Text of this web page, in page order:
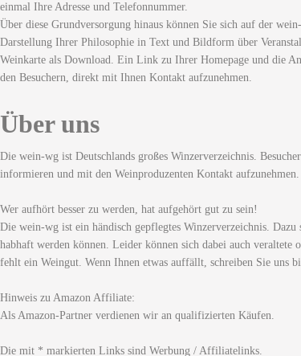
einmal Ihre Adresse und Telefonnummer.
Über diese Grundversorgung hinaus können Sie sich auf der
Darstellung Ihrer Philosophie in Text und Bildform über
Weinkarte als Download. Ein Link zu Ihrer Homepage und die
den Besuchern, direkt mit Ihnen Kontakt aufzunehmen.
Über uns
Die wein-wg ist Deutschlands großes Winzerverzeichnis.
informieren und mit den Weinproduzenten Kontakt aufzunehmen.
Wer aufhört besser zu werden, hat aufgehört gut zu sein!
Die wein-wg ist ein händisch gepflegtes Winzerverzeichnis.
habhaft werden können. Leider können sich dabei auch veraltete
fehlt ein Weingut. Wenn Ihnen etwas auffällt, schreiben Sie uns
Hinweis zu Amazon Affiliate:
Als Amazon-Partner verdienen wir an qualifizierten Käufen.
Die mit * markierten Links sind Werbung / Affiliatelinks.